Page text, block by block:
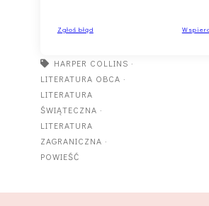
HARPER COLLINS ·
LITERATURA OBCA ·
LITERATURA
ŚWIĄTECZNA ·
LITERATURA
ZAGRANICZNA ·
POWIEŚĆ